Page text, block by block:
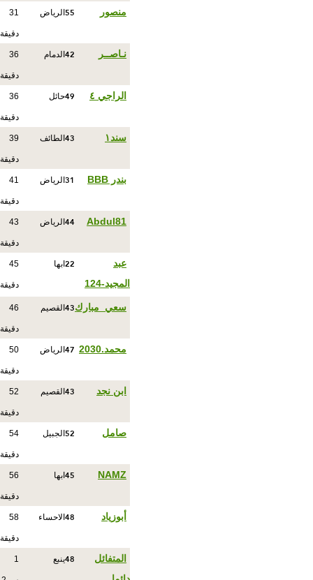
منصور 55 الرياض 31
دقيقة
نـاصــر 42 الدمام 36
دقيقة
الراجي ٤ 49حائل 36
دقيقة
سند١ 43 الطائف 39
دقيقة
بندر BBB 31 الرياض 41
دقيقة
Abdul81
44 الرياض 43
دقيقة
عبد
المجيد-124
22 ابها 45
دقيقة
سعي_مبارك43 القصيم 46
دقيقة
محمد.2030 47 الرياض 50
دقيقة
ابن نجد 43 القصيم 52
دقيقة
صامل 52 الجبيل 54
دقيقة
NAMZ
45 ابها 56
دقيقة
أبوزياد 48 الاحساء 58
دقيقة
المتفائل
48ينبع 1